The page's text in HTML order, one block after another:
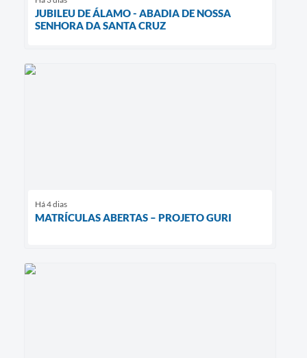
JUBILEU DE ÁLAMO - ABADIA DE NOSSA
SENHORA DA SANTA CRUZ
Há 4 dias
MATRÍCULAS ABERTAS – PROJETO GURI